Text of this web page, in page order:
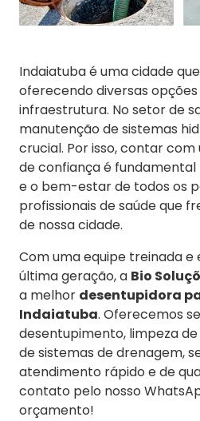
Indaiatuba é uma cidade
oferecendo diversas
infraestrutura. No setor de
manutenção de sistemas
crucial. Por isso, contar
de confiança é
e o bem-estar de todos os
profissionais de saúde que
de nossa cidade.
Com uma equipe treinada e
última geração, a Bio
a melhor desentupidora
Indaiatuba. Oferecemos
desentupimento, limpeza
de sistemas de drenagem,
atendimento rápido e de
contato pelo nosso
orçamento!